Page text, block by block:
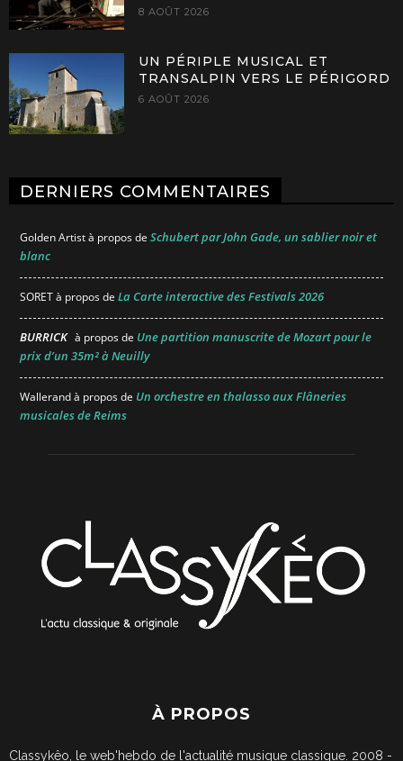
8 AOÛT 2026
UN PÉRIPLE MUSICAL ET
TRANSALPIN VERS LE PÉRIGORD
6 AOÛT 2026
DERNIERS COMMENTAIRES
Golden Artistà propos de Schubert par John Gade, un sablier noir et
blanc
SORETà propos de La Carte interactive des Festivals 2026
BURRICK à propos de Une partition manuscrite de Mozart pour le
prix d’un 35m² à Neuilly
Wallerandà propos de Un orchestre en thalasso aux Flâneries
musicales de Reims
À PROPOS
Classykêo, le web'hebdo de l'actualité musique classique. 2008 -